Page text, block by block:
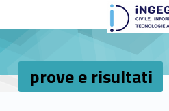
prove e risultati